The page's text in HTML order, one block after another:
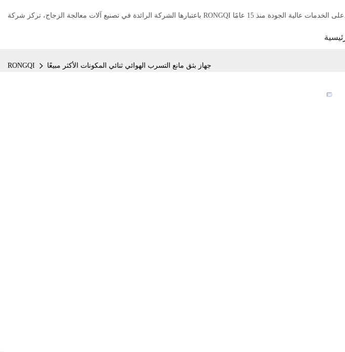
RONGQI جهاز بثق مانع التسرب الهوائي ثنائي المكونات الأكثر مبيعًا